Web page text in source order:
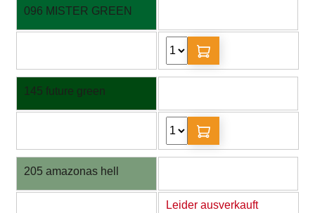
096 MISTER GREEN
145 future green
205 amazonas hell
Leider ausverkauft